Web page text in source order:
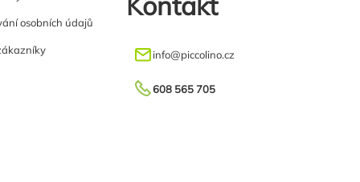
osobních údajů
info@piccolino.cz
608 565 705